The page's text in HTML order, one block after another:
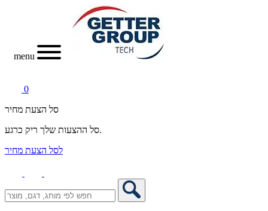
menu
0
סל הצעת מחיר
סל ההצעות שלך ריק כרגע.
לסל הצעת מחיר